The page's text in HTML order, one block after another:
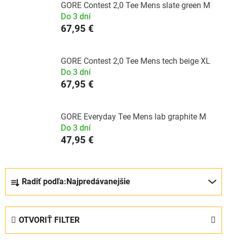
GORE Contest 2,0 Tee Mens slate green M
Do 3 dní
67,95 €
GORE Contest 2,0 Tee Mens tech beige XL
Do 3 dní
67,95 €
GORE Everyday Tee Mens lab graphite M
Do 3 dní
47,95 €
R
a
d
e
n
Radiť podľa: Najpredávanejšie
OTVORIŤ FILTER